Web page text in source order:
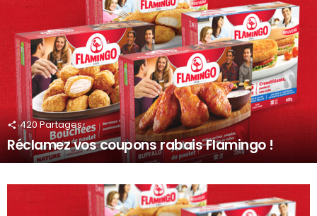
420Partages
Réclamez vos coupons rabais Flamingo !